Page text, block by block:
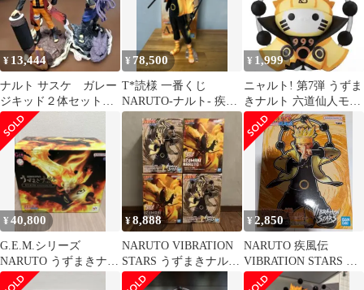
¥ 13,444
ナルト サスケ ガレー
ジキッド２体セット
42cm開封品
¥ 78,500
T*読様 一番くじ
NARUTO-ナルト- 疾風
伝 紡がれる火の意志 う
ずまきナ
¥ 1,999
ニャルト! 第7弾 うずま
きナルト 六道仙人モー
ド キャラクターシート
付き
¥40,800
G.E.M.シリーズ
NARUTO うずまきナル
ト 六道仙人モード
¥8,888
NARUTO VIBRATION
STARS うずまきナルト
フィギュア
¥2,850
NARUTO 疾風伝
VIBRATION STARS う
ずまきナルト